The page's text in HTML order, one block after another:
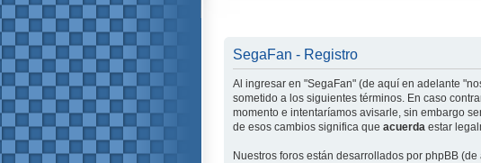
SegaFan - Registro
Al ingresar en "SegaFan" (de aquí en adelante
sometido a los siguientes términos. En caso
momento e intentaríamos avisarle, sin embargo
de esos cambios significa que acuerda estar
Nuestros foros están desarrollados por phpBB